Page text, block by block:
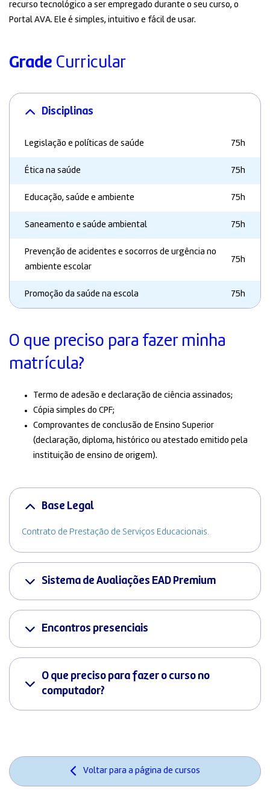
recurso tecnológico a ser empregado durante o seu curso, o
Portal AVA. Ele é simples, intuitivo e fácil de usar.
Grade Curricular
Disciplinas
Legislação e políticas de saúde 75h
Ética na saúde 75h
Educação, saúde e ambiente 75h
Saneamento e saúde ambiental 75h
Prevenção de acidentes e socorros de urgência no
ambiente escolar
75h
Promoção da saúde na escola 75h
O que preciso para fazer minha
matrícula?
Termo de adesão e declaração de ciência assinados;
Cópia simples do CPF;
Comprovantes de conclusão de Ensino Superior
(declaração, diploma, histórico ou atestado emitido pela
instituição de ensino de origem).
Base Legal
Contrato de Prestação de Serviços Educacionais.
Sistema de Avaliações EAD Premium
Encontros presenciais
O que preciso para fazer o curso no
computador?
Voltar para a página de cursos